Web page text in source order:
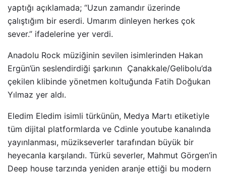
yaptığı açıklamada; “Uzun zamandır üzerinde
çalıştığım bir eserdi. Umarım dinleyen herkes çok
sever.” ifadelerine yer verdi.
Anadolu Rock müziğinin sevilen isimlerinden Hakan
Ergün’ün seslendirdiği şarkının Çanakkale/Gelibolu’da
çekilen klibinde yönetmen koltuğunda Fatih Doğukan
Yılmaz yer aldı.
Eledim Eledim isimli türkünün, Medya Martı etiketiyle
tüm dijital platformlarda ve Cdinle youtube kanalında
yayınlanması, müzikseverler tarafından büyük bir
heyecanla karşılandı. Türkü severler, Mahmut Görgen’in
Deep house tarzında yeniden aranje ettiği bu modern